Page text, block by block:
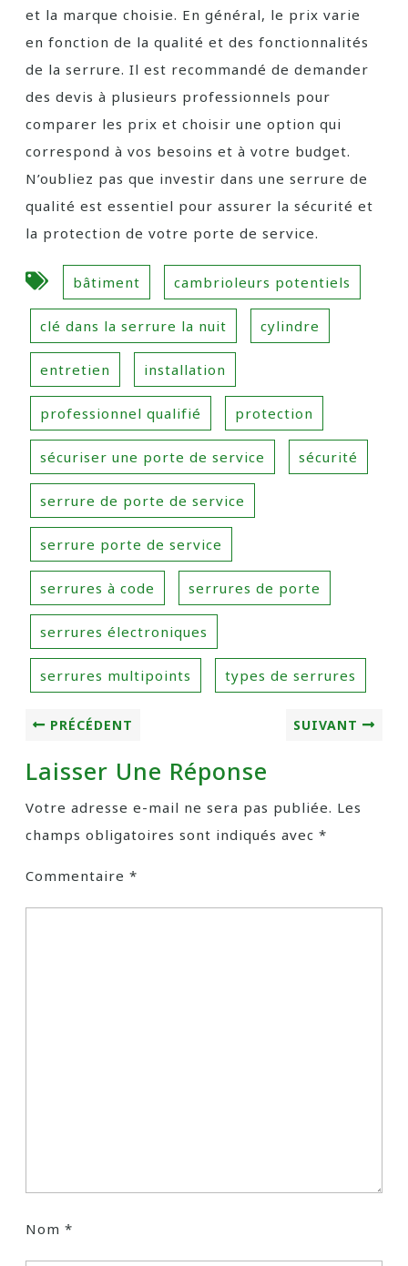
et la marque choisie. En général, le prix varie
en fonction de la qualité et des fonctionnalités
de la serrure. Il est recommandé de demander
des devis à plusieurs professionnels pour
comparer les prix et choisir une option qui
correspond à vos besoins et à votre budget.
N’oubliez pas que investir dans une serrure de
qualité est essentiel pour assurer la sécurité et
la protection de votre porte de service.
bâtiment cambrioleurs potentiels
clé dans la serrure la nuit cylindre
entretien installation
professionnel qualifié protection
sécuriser une porte de service sécurité
serrure de porte de service
serrure porte de service
serrures à code serrures de porte
serrures électroniques
serrures multipoints types de serrures
PRÉCÉDENT SUIVANT
Laisser Une Réponse
Votre adresse e-mail ne sera pas publiée. Les
champs obligatoires sont indiqués avec *
Commentaire *
Nom *